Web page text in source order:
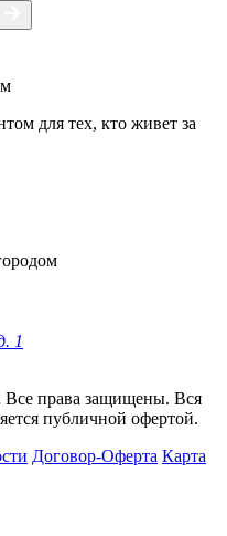
для тех, кто живет за
1
права защищены. Вся
публичной офертой.
Договор-Оферта Карта